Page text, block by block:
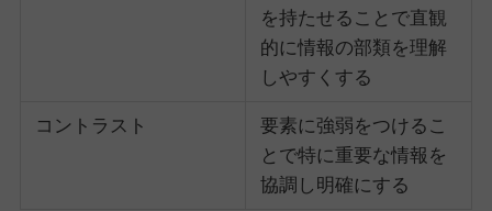
を持たせることで直観
的に情報の部類を理解
しやすくする
コントラスト
要素に強弱をつけるこ
とで特に重要な情報を
協調し明確にする